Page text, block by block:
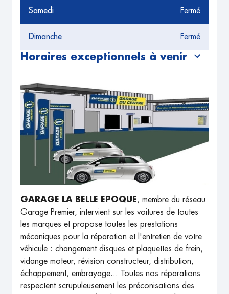
Samedi Fermé
Dimanche Fermé
Horaires exceptionnels à venir
GARAGE LA BELLE EPOQUE, membre du réseau
Garage Premier, intervient sur les voitures de toutes
les marques et propose toutes les prestations
mécaniques pour la réparation et l'entretien de votre
véhicule : changement disques et plaquettes de frein,
vidange moteur, révision constructeur, distribution,
échappement, embrayage... Toutes nos réparations
respectent scrupuleusement les préconisations des